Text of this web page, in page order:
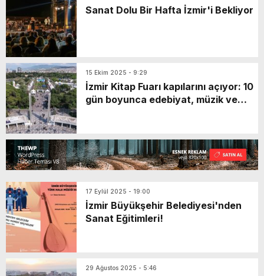
Sanat Dolu Bir Hafta İzmir'i Bekliyor
15 Ekim 2025 - 9:29
İzmir Kitap Fuarı kapılarını açıyor: 10
gün boyunca edebiyat, müzik ve
17 Eylül 2025 - 19:00
İzmir Büyükşehir Belediyesi'nden
Sanat Eğitimleri!
29 Ağustos 2025 - 5:46